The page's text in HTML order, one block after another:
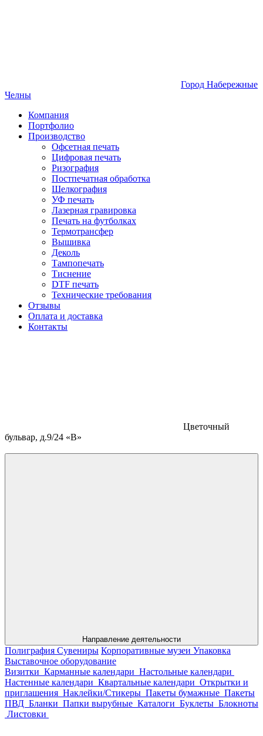
Город Набережные
Челны
Компания
Портфолио
Производство
Офсетная печать
Цифровая печать
Ризография
Постпечатная обработка
Шелкография
УФ печать
Лазерная гравировка
Печать на футболках
Термотрансфер
Вышивка
Деколь
Тампопечать
Тиснение
DTF печать
Технические требования
Отзывы
Оплата и доставка
Контакты
Цветочный
бульвар, д.9/24 «В»
Направление деятельности
Полиграфия Сувениры Корпоративные музеи Упаковка
Выставочное оборудование
Визитки Карманные календари Настольные календари
Настенные календари Квартальные календари Открытки и
приглашения Наклейки/Стикеры Пакеты бумажные Пакеты
ПВД Бланки Папки вырубные Каталоги Буклеты Блокноты
Листовки